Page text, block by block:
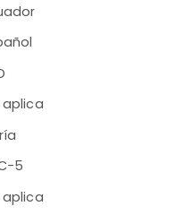
aplica
5
aplica